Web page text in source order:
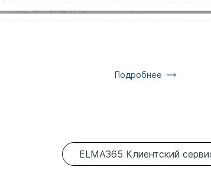
Подробнее
ELMA365 Клиентский